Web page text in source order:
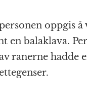
oppgis
en balaklava.
ranerne hadde